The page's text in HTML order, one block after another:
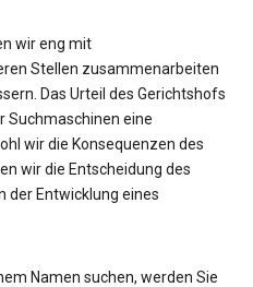
wir eng mit
Stellen zusammenarbeiten
Das Urteil des Gerichtshofs
Suchmaschinen eine
wir die Konsequenzen des
wir die Entscheidung des
der Entwicklung eines
Namen suchen, werden Sie